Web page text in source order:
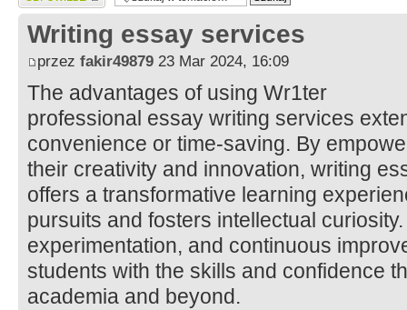
Writing essay services
przez fakir49879 23 Mar 2024, 16:09
The advantages of using Wr1ter
professional essay writing services
convenience or time-saving. By
their creativity and innovation, writing
offers a transformative learning
pursuits and fosters intellectual
experimentation, and continuous
students with the skills and confidence
academia and beyond.